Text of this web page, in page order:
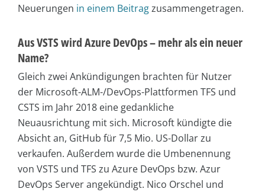
Neuerungen in einem Beitragzusammengetragen.
Aus VSTS wird Azure DevOps – mehr als ein neuer
Name?
Gleich zwei Ankündigungen brachten für Nutzer
der Microsoft-ALM-/DevOps-Plattformen TFS und
CSTS im Jahr 2018 eine gedankliche
Neuausrichtung mit sich. Microsoft kündigte die
Absicht an, GitHub für 7,5 Mio. US-Dollar zu
verkaufen. Außerdem wurde die Umbenennung
von VSTS und TFS zu Azure DevOps bzw. Azur
DevOps Server angekündigt. Nico Orschel und